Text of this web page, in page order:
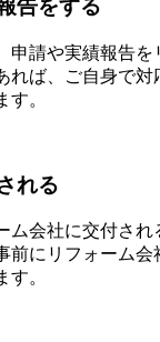
告をする
申請や実績報告を
れば、ご自身で対
す。
れる
ム会社に交付され
前にリフォーム会
す。